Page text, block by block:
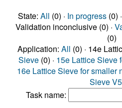
State: All (0) · In progress(0) ·
Validation inconclusive (0) ·
(0)
Application: All (0) · 14e
Sieve (0) · 15e Lattice Sieve
16e Lattice Sieve for smaller
Sieve V5
Task name: